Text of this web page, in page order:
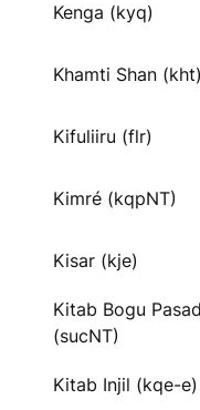
Kenga (kyq)
Khamti Shan (kht)
Kifuliiru (flr)
Kimré (kqpNT)
Kisar (kje)
Kitab Bogu
(sucNT)
Kitab Injil (kqe-e)